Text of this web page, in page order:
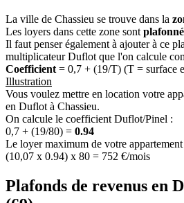
La ville de Chassieu se trouve dans la
Les loyers dans cette zone sont
Il faut penser également à ajouter à ce
multiplicateur Duflot que l'on calcule
Coefficient = 0,7 + (19/T) (T = surface
Illustration
Vous voulez mettre en location votre
en Duflot à Chassieu.
On calcule le coefficient Duflot/Pinel :
0,7 + (19/80) = 0.94
Le loyer maximum de votre
(10,07 x 0.94) x 80 = 752 €/mois
Plafonds de revenus en